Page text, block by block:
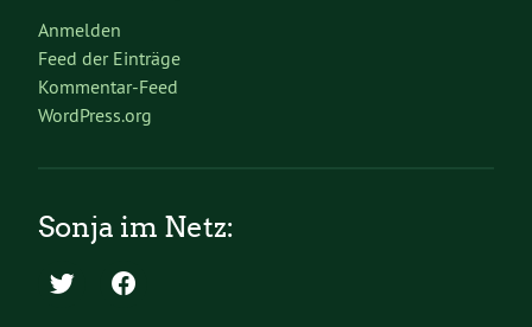
Anmelden
Feed der Einträge
Kommentar-Feed
WordPress.org
Sonja im Netz: